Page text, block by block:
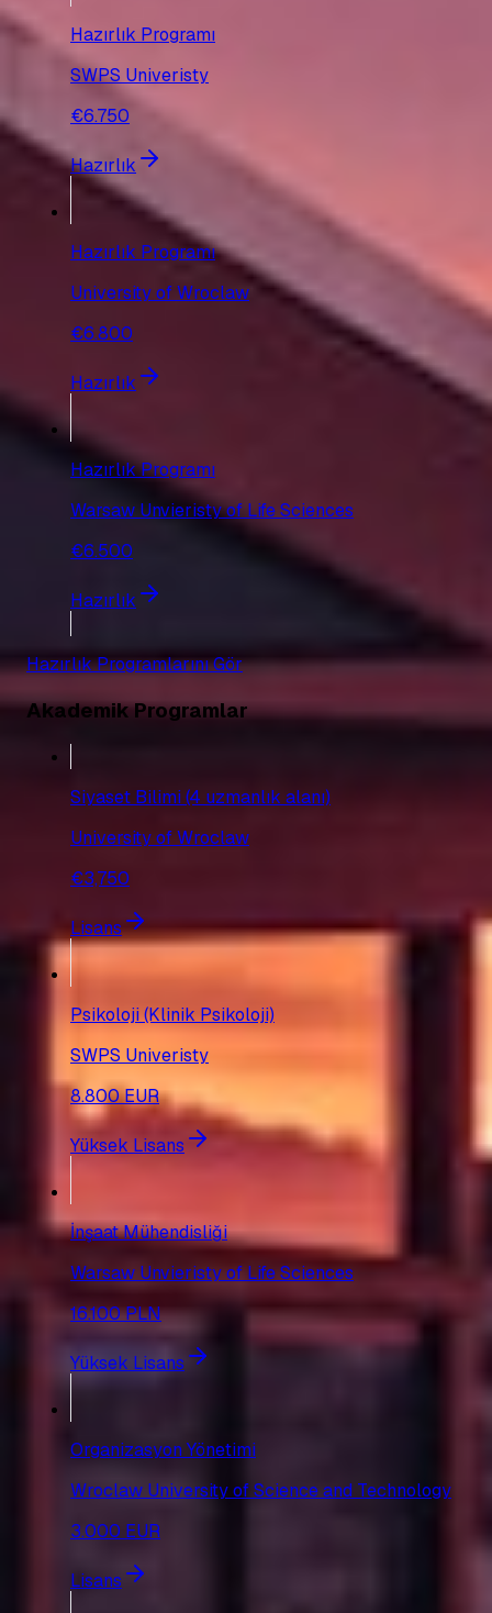
Hazırlık Programı
SWPS Univeristy
€6.750
Hazırlık
Hazırlık Programı
University of Wroclaw
€6.800
Hazırlık
Hazırlık Programı
Warsaw Unvieristy of Life Sciences
€6.500
Hazırlık
Hazırlık Programlarını Gör
Akademik Programlar
Siyaset Bilimi (4 uzmanlık alanı)
University of Wroclaw
€3,750
Lisans
Psikoloji (Klinik Psikoloji)
SWPS Univeristy
8.800 EUR
Yüksek Lisans
İnşaat Mühendisliği
Warsaw Unvieristy of Life Sciences
16.100 PLN
Yüksek Lisans
Organizasyon Yönetimi
Wroclaw University of Science and Technology
3.000 EUR
Lisans